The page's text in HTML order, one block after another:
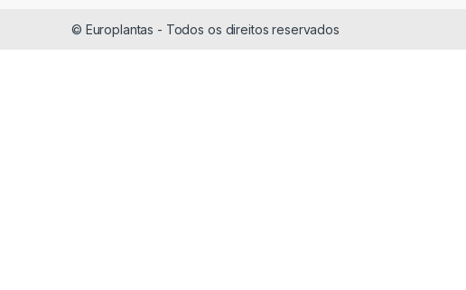
© Europlantas - Todos os direitos reservados